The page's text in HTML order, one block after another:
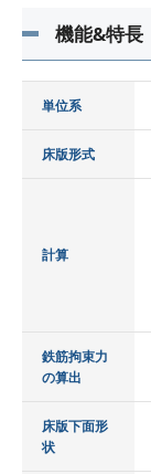
機能&特長
単位系
床版形式
計算
鉄筋拘束力
の算出
床版下面形
状